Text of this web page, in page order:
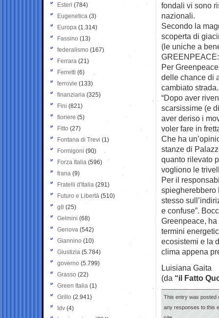
fondali vi sono
nazionali.
Secondo la
scoperta di
(le uniche a
Per
delle chance di
cambiato strada.
“Dopo aver
scarsissime (e
aver deriso i
voler fare in
Che ha
stanze di
quanto rilevato
vogliono le
Per il
spiegherebbero
stesso
e confuse”.
Greenpeace,
termini
ecosistemi e la
clima appena
Luisiana Gaita
(da “il Fatto
This entry was posted
any responses to this
Esteri (784)
Eugenetica (3)
Europa (1.314)
Fassino (13)
federalismo (167)
Ferrara (21)
Ferretti (6)
ferrovie (133)
finanziaria (325)
Fini (821)
fioriere (5)
Fitto (27)
Fontana di Trevi (1)
Formigoni (90)
Forza Italia (596)
frana (9)
Fratelli d'Italia (291)
Futuro e Libertà (510)
g8 (25)
Gelmini (68)
Genova (542)
Giannino (10)
Giustizia (5.784)
governo (5.799)
Grasso (22)
Green Italia (1)
Grillo (2.941)
Idv (4)